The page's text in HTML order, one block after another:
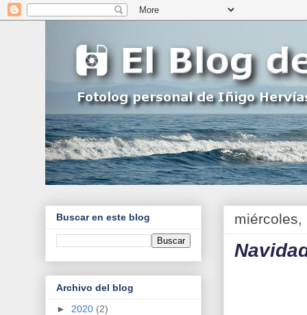
miércoles,
Buscar en este blog
Archivo del blog
► 2020 (2)